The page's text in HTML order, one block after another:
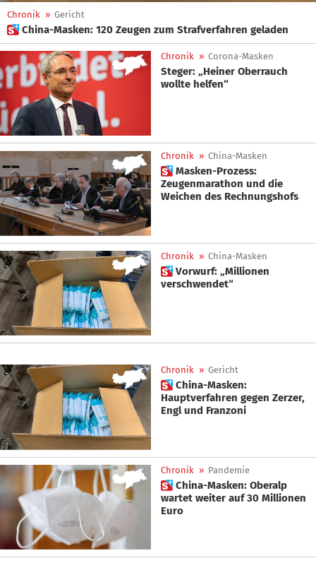
Chronik » Gericht
 China-Masken: 120 Zeugen zum Strafverfahren geladen
Chronik » Corona-Masken
Steger: „Heiner Oberrauch
wollte helfen“
Chronik » China-Masken
 Masken-Prozess:
Zeugenmarathon und die
Weichen des Rechnungshofs
Chronik » China-Masken
 Vorwurf: „Millionen
verschwendet“
Chronik » Gericht
 China-Masken:
Hauptverfahren gegen Zerzer,
Engl und Franzoni
Chronik » Pandemie
 China-Masken: Oberalp
wartet weiter auf 30 Millionen
Euro